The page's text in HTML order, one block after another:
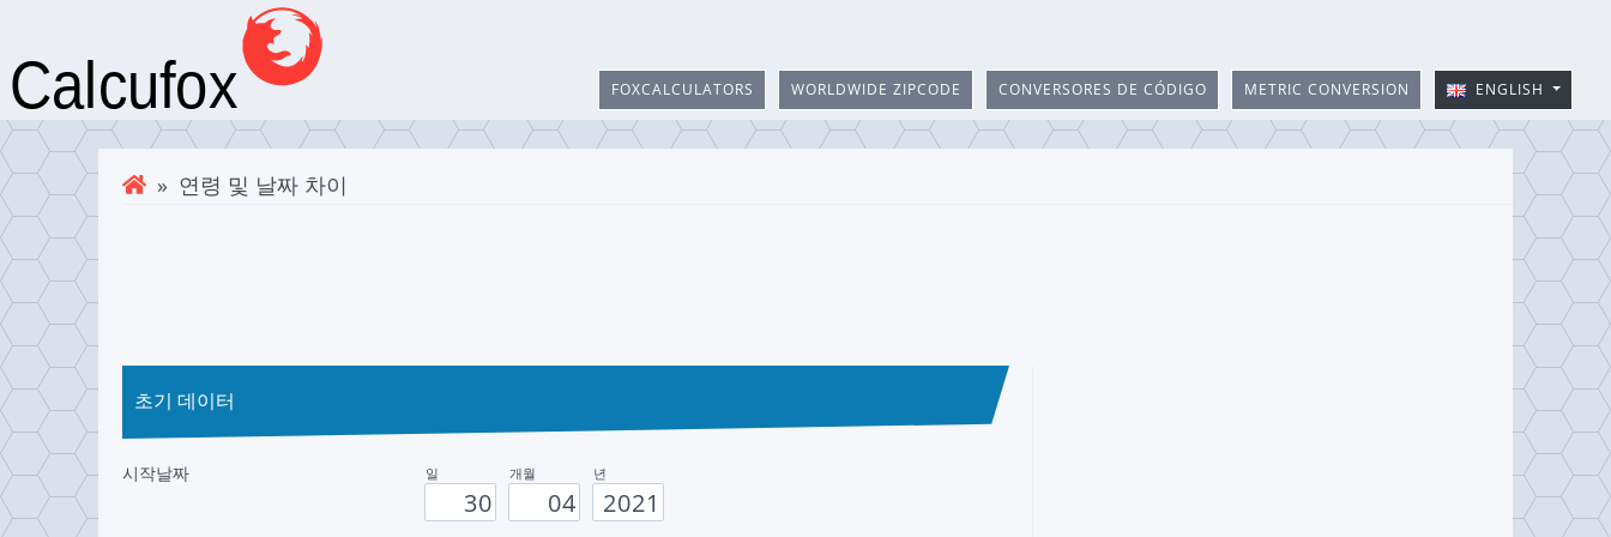
FOXCALCULATORS WORLDWIDE ZIPCODE CONVERSORES DE CÓDIGO METRIC CONVERSION ENGLISH
» 연령 및 날짜 차이
초기 데이터
시작날짜 일 개월 년